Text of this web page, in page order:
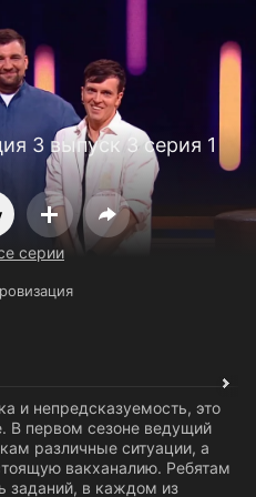
3 выпуск 3 серия 1
серии
и непредсказуемость, это
В первом сезоне ведущий
различные ситуации, а
вакханалию. Ребятам
заданий, в каждом из
Открыть приложение